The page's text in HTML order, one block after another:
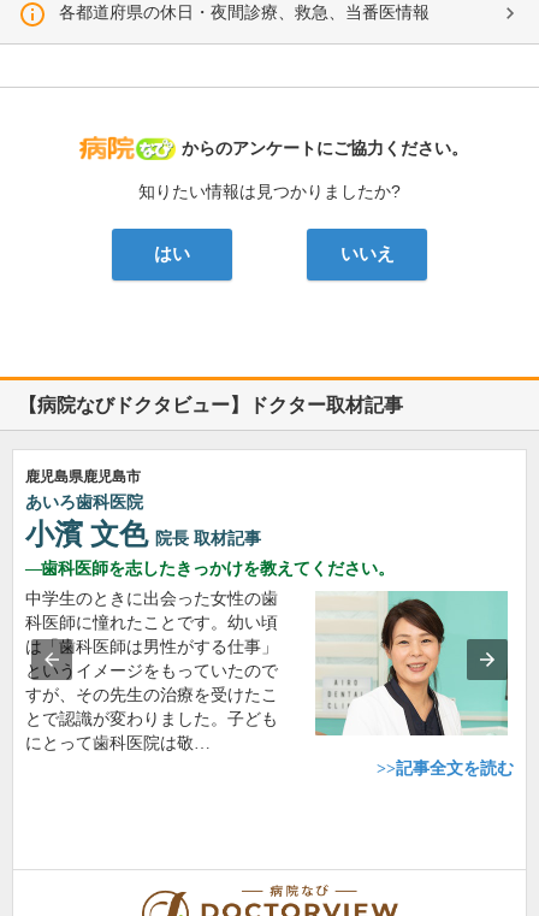
各都道府県の休日・夜間診療、救急、当番医情報
病院なび
からのアンケートにご協力ください。
知りたい情報は見つかりましたか?
はい いいえ
【病院なびドクタビュー】ドクター取材記事
鹿児島県鹿児島市
あいろ歯科医院
小濱 文色 院長 取材記事
歯科医師を志したきっかけを教えてください。
中学生のときに出会った女性の歯
科医師に憧れたことです。幼い頃
は「歯科医師は男性がする仕事」
というイメージをもっていたので
すが、その先生の治療を受けたこ
とで認識が変わりました。子ども
にとって歯科医院は敬…
>>記事全文を読む